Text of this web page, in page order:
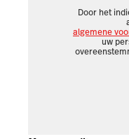
Door het
algemene
uw